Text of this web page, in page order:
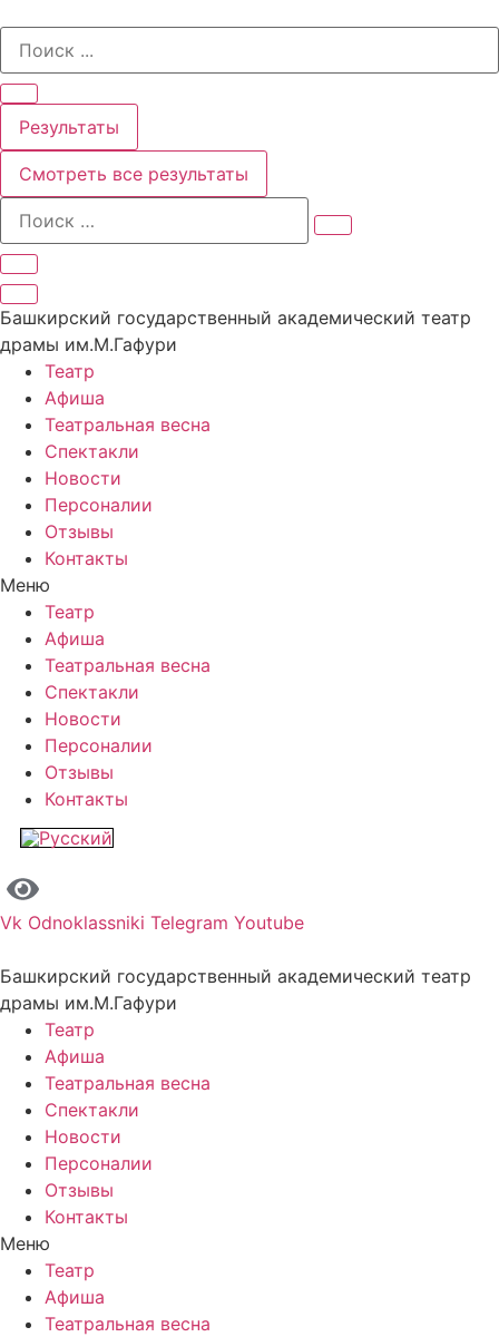
содержимому
Search
Результаты
Смотреть все результаты
Башкирский государственный академический театр
драмы им.М.Гафури
Театр
Афиша
Театральная весна
Спектакли
Новости
Персоналии
Отзывы
Контакты
Меню
Театр
Афиша
Театральная весна
Спектакли
Новости
Персоналии
Отзывы
Контакты
Vk Odnoklassniki Telegram Youtube
Башкирский государственный академический театр
драмы им.М.Гафури
Театр
Афиша
Театральная весна
Спектакли
Новости
Персоналии
Отзывы
Контакты
Меню
Театр
Афиша
Театральная весна